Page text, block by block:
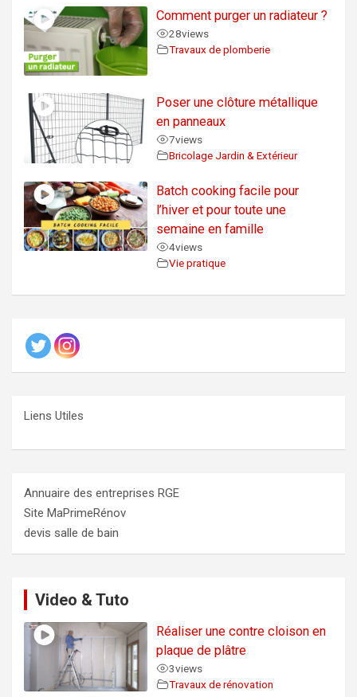
Comment purger un radiateur ?
28views
Travaux de plomberie
Poser une clôture métallique
en panneaux
7views
Bricolage Jardin & Extérieur
Batch cooking facile pour
l’hiver et pour toute une
semaine en famille
4views
Vie pratique
Liens Utiles
Annuaire des entreprises RGE
Site MaPrimeRénov
devis salle de bain
Video & Tuto
Réaliser une contre cloison en
plaque de plâtre
3views
Travaux de rénovation